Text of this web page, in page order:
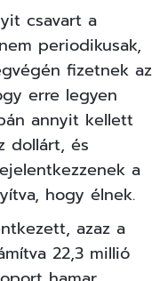
csavart a
periodikusak,
fizetnek az
erre legyen
annyit kellett
dollárt, és
a
hogy élnek.
azaz a
22,3 millió